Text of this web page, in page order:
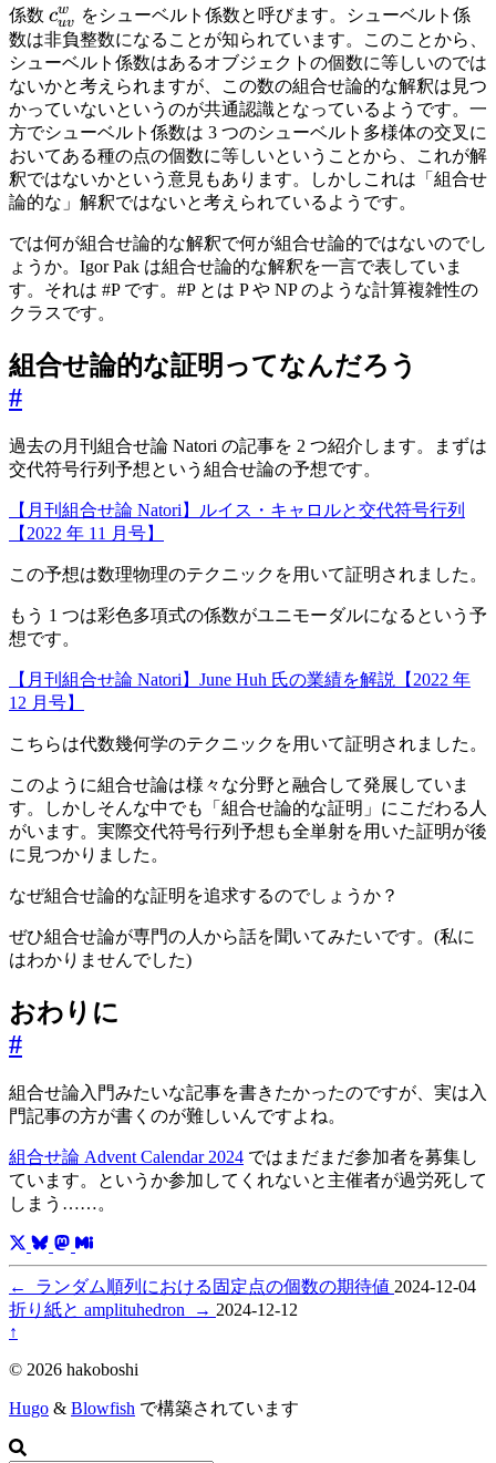
係数 c_{uv}^w
cuv
w
をシューベルト係数と呼びます。シューベルト係
数は非負整数になることが知られています。このことから、
シューベルト係数はあるオブジェクトの個数に等しいのでは
ないかと考えられますが、この数の組合せ論的な解釈は見つ
かっていないというのが共通認識となっているようです。一
方でシューベルト係数は 3 つのシューベルト多様体の交叉に
おいてある種の点の個数に等しいということから、これが解
釈ではないかという意見もあります。しかしこれは「組合せ
論的な」解釈ではないと考えられているようです。
では何が組合せ論的な解釈で何が組合せ論的ではないのでし
ょうか。Igor Pak は組合せ論的な解釈を一言で表していま
す。それは #P です。#P とは P や NP のような計算複雑性の
クラスです。
組合せ論的な証明ってなんだろう
#
過去の月刊組合せ論 Natori の記事を 2 つ紹介します。まずは
交代符号行列予想という組合せ論の予想です。
【月刊組合せ論 Natori】ルイス・キャロルと交代符号行列
【2022 年 11 月号】
この予想は数理物理のテクニックを用いて証明されました。
もう 1 つは彩色多項式の係数がユニモーダルになるという予
想です。
【月刊組合せ論 Natori】June Huh 氏の業績を解説【2022 年
12 月号】
こちらは代数幾何学のテクニックを用いて証明されました。
このように組合せ論は様々な分野と融合して発展していま
す。しかしそんな中でも「組合せ論的な証明」にこだわる人
がいます。実際交代符号行列予想も全単射を用いた証明が後
に見つかりました。
なぜ組合せ論的な証明を追求するのでしょうか？
ぜひ組合せ論が専門の人から話を聞いてみたいです。(私に
はわかりませんでした)
おわりに
#
組合せ論入門みたいな記事を書きたかったのですが、実は入
門記事の方が書くのが難しいんですよね。
組合せ論 Advent Calendar 2024 ではまだまだ参加者を募集し
ています。というか参加してくれないと主催者が過労死して
しまう……。
← ランダム順列における固定点の個数の期待値 2024-12-04
折り紙と amplituhedron
→ 2024-12-12
↑
© 2026 hakoboshi
Hugo & Blowfish で構築されています